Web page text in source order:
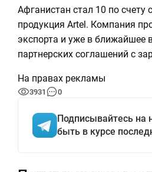
Афганистан стал 10 по счету
продукция Artel. Компания
экспорта и уже в ближайшее
партнерских соглашений с
На правах рекламы
3931 0
Подписывайтесь на
быть в курсе